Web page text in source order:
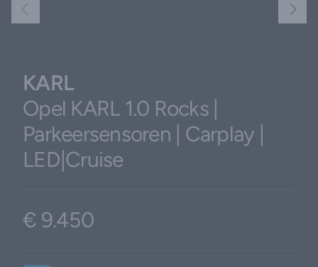
KARL
Opel KARL 1.0 Rocks |
Parkeersensoren | Carplay |
LED|Cruise
Product information
€ 9.450